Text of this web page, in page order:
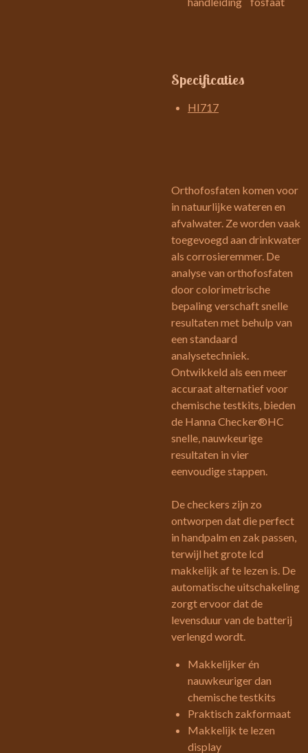
Specificaties
HI717
Orthofosfaten komen voor
in natuurlijke wateren en
afvalwater. Ze worden vaak
toegevoegd aan drinkwater
als corrosieremmer. De
analyse van orthofosfaten
door colorimetrische
bepaling verschaft snelle
resultaten met behulp van
een standaard
analysetechniek.
Ontwikkeld als een meer
accuraat alternatief voor
chemische testkits, bieden
de Hanna Checker®HC
snelle, nauwkeurige
resultaten in vier
eenvoudige stappen.
De checkers zijn zo
ontworpen dat die perfect
in handpalm en zak passen,
terwijl het grote lcd
makkelijk af te lezen is. De
automatische uitschakeling
zorgt ervoor dat de
levensduur van de batterij
verlengd wordt.
Makkelijker én
nauwkeuriger dan
chemische testkits
Praktisch zakformaat
Makkelijk te lezen
display